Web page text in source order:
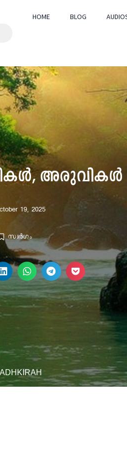
HOME BLOG
അരുവികൾ
19, 2025
സ്വർഗം